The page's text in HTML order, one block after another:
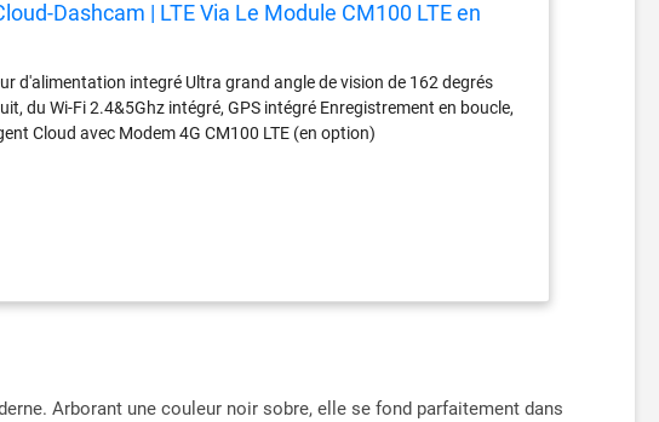
Dashcam | LTE Via Le Module CM100 LTE en
d'alimentation integré Ultra grand angle de vision de 162 degrés
du Wi-Fi 2.4&5Ghz intégré, GPS intégré Enregistrement en boucle,
Cloud avec Modem 4G CM100 LTE (en option)
Arborant une couleur noir sobre, elle se fond parfaitement dans